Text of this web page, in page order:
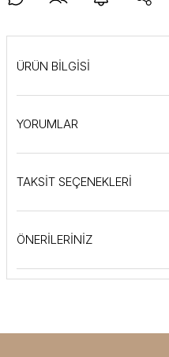
ÜRÜN BİLGİSİ
YORUMLAR
TAKSİT SEÇENEKLERİ
ÖNERİLERİNİZ